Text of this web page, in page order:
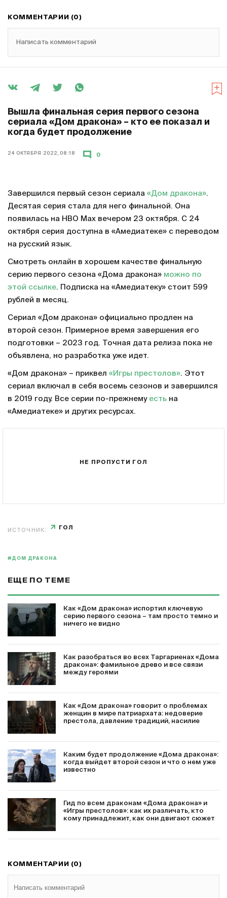
КОММЕНТАРИИ (0)
Написать комментарий
Вышла финальная серия первого сезона
сериала «Дом дракона» – кто ее показал и
когда будет продолжение
24 ОКТЯБРЯ 2022, 08:18 0
Завершился первый сезон сериала «Дом дракона».
Десятая серия стала для него финальной. Она
появилась на HBO Max вечером 23 октября. С 24
октября серия доступна в «Амедиатеке» с переводом
на русский язык.
Смотреть онлайн в хорошем качестве финальную
серию первого сезона «Дома дракона» можно по
этой ссылке. Подписка на «Амедиатеку» стоит 599
рублей в месяц.
Сериал «Дом дракона» официально продлен на
второй сезон. Примерное время завершения его
подготовки – 2023 год. Точная дата релиза пока не
объявлена, но разработка уже идет.
«Дом дракона» – приквел «Игры престолов». Этот
сериал включал в себя восемь сезонов и завершился
в 2019 году. Все серии по-прежнему есть на
«Амедиатеке» и других ресурсах.
НЕ ПРОПУСТИ ГОЛ
ИСТОЧНИК: ГОЛ
#ДОМ ДРАКОНА
ЕЩЕ ПО ТЕМЕ
Как «Дом дракона» испортил ключевую
серию первого сезона – там просто темно и
ничего не видно
Как разобраться во всех Таргариенах «Дома
дракона»: фамильное древо и все связи
между героями
Как «Дом дракона» говорит о проблемах
женщин в мире патриархата: недоверие
престола, давление традиций, насилие
Каким будет продолжение «Дома дракона»:
когда выйдет второй сезон и что о нем уже
известно
Гид по всем драконам «Дома дракона» и
«Игры престолов»: как их различать, кто
кому принадлежит, как они двигают сюжет
КОММЕНТАРИИ (0)